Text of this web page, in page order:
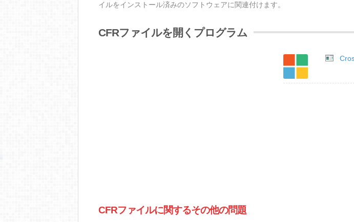
イルをインストール済みのソフトウェアに関連付けます。
CFRファイルを開くプログラム
CFRファイルに関するその他の問題